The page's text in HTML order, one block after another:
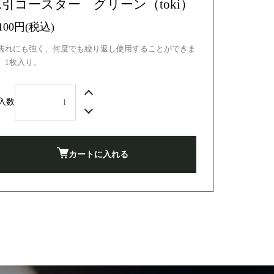
コースター グリーン（toki）
円(税込)
れにも強く、何度でも繰り返し使用することができま
1枚入り。
数
カートに入れる